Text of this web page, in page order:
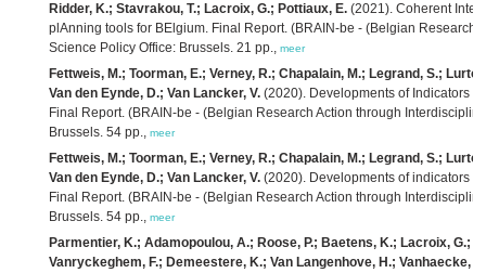
Ridder, K.; Stavrakou, T.; Lacroix, G.; Pottiaux, E. (2021). Coherent
plAnning tools for BElgium. Final Report. (BRAIN-be - (Belgian Research
Science Policy Office: Brussels. 21 pp., meer
Fettweis, M.; Toorman, E.; Verney, R.; Chapalain, M.; Legrand, S.;
Van den Eynde, D.; Van Lancker, V. (2020). Developments of Indicators
Final Report. (BRAIN-be - (Belgian Research Action through
Brussels. 54 pp., meer
Fettweis, M.; Toorman, E.; Verney, R.; Chapalain, M.; Legrand, S.;
Van den Eynde, D.; Van Lancker, V. (2020). Developments of indicators
Final Report. (BRAIN-be - (Belgian Research Action through
Brussels. 54 pp., meer
Parmentier, K.; Adamopoulou, A.; Roose, P.; Baetens, K.; Lacroix, G.;
Vanryckeghem, F.; Demeestere, K.; Van Langenhove, H.; Vanhaecke,